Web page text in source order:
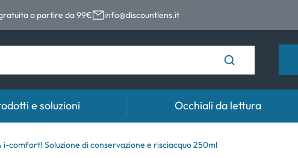
a partire da 99€ info@discountlens.it
Tempo di usura
e soluzioni
Soluzioni
Occhiali da lettura
i-comfort! Soluzione di conservazione e risciacquo 250ml